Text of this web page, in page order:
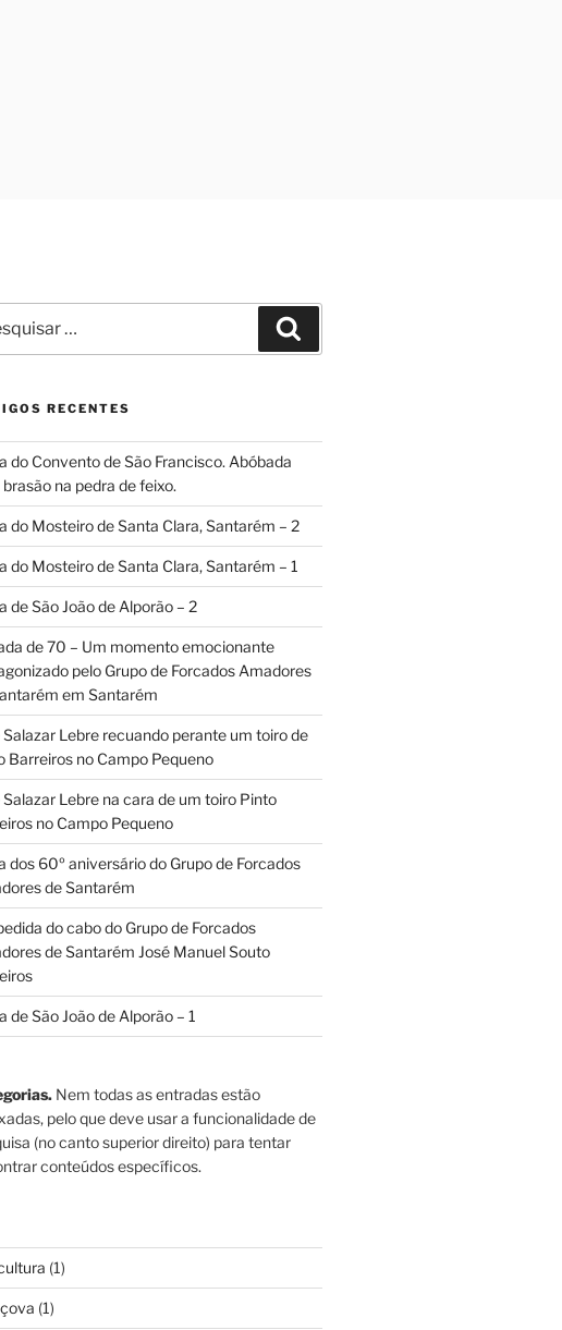
RECENTES
do Convento de São Francisco. Abóbada
na pedra de feixo.
do Mosteiro de Santa Clara, Santarém – 2
do Mosteiro de Santa Clara, Santarém – 1
de São João de Alporão – 2
de 70 – Um momento emocionante
pelo Grupo de Forcados Amadores
em Santarém
Salazar Lebre recuando perante um toiro de
Barreiros no Campo Pequeno
Salazar Lebre na cara de um toiro Pinto
no Campo Pequeno
dos 60º aniversário do Grupo de Forcados
de Santarém
do cabo do Grupo de Forcados
de Santarém José Manuel Souto
de São João de Alporão – 1
Nem todas as entradas estão
pelo que deve usar a funcionalidade de
(no canto superior direito) para tentar
conteúdos específicos.
(1)
(1)